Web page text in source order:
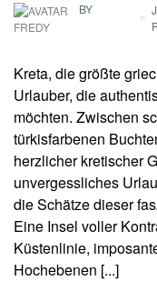
BY
FREDY
Kreta, die größte
Urlauber, die
möchten. Zwischen
türkisfarbenen
herzlicher kretischer
unvergessliches
die Schätze dieser
Eine Insel voller
Küstenlinie,
Hochebenen [...]